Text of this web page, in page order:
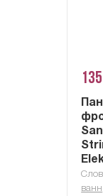
ванн